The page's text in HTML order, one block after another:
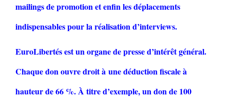
mailings de promotion et enfin les déplacements
indispensables pour la réalisation d’interviews.
EuroLibertés est un organe de presse d’intérêt général.
Chaque don ouvre droit à une déduction fiscale à
hauteur de 66 %. À titre d’exemple, un don de 100